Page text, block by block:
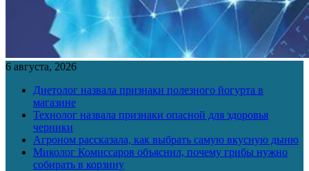
6 августа, 2026
Диетолог назвала признаки полезного йогурта в
магазине
Технолог назвала признаки опасной для здоровья
черники
Агроном рассказала, как выбрать самую вкусную дыню
Миколог Комиссаров объяснил, почему грибы нужно
собирать в корзину